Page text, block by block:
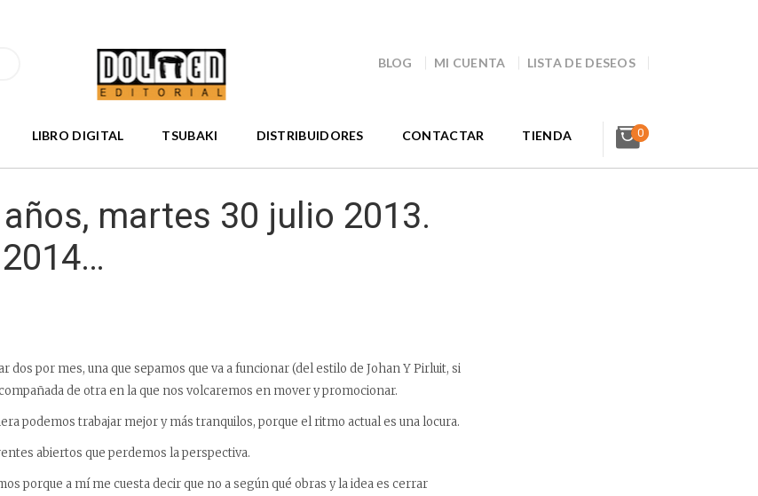
BLOG MI CUENTA LISTA DE DESEOS
LIBRO DIGITAL TSUBAKI DISTRIBUIDORES CONTACTAR TIENDA 0
martes 30 julio 2013.
dos por mes, una que sepamos que va a funcionar (del estilo de Johan Y Pirluit, si
de otra en la que nos volcaremos en mover y promocionar.
podemos trabajar mejor y más tranquilos, porque el ritmo actual es una locura.
abiertos que perdemos la perspectiva.
porque a mí me cuesta decir que no a según qué obras y la idea es cerrar